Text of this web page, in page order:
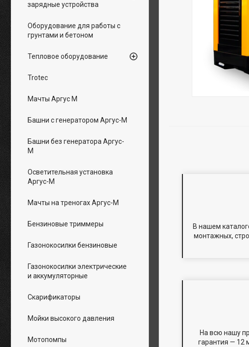
В нашем
монтажных,
На всю нашу
гарантия — 12
зарядные устройства
Оборудование для работы с
грунтами и бетоном
Тепловое оборудование
Trotec
Мачты Аргус М
Башни с генератором Аргус-М
Башни без генератора Аргус-
М
Осветительная установка
Аргус-М
Мачты на треногах Аргус-М
Бензиновые триммеры
Газонокосилки бензиновые
Газонокосилки электрические
и аккумуляторные
Скарификаторы
Мойки высокого давления
Мотопомпы